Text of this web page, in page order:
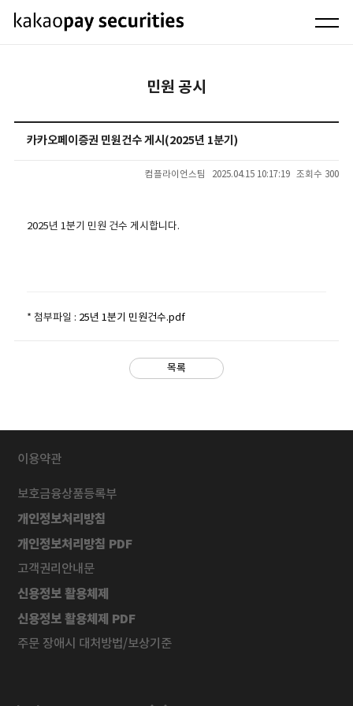
민원 공시
카카오페이증권 민원건수 게시(2025년 1분기)
컴플라이언스팀 2025.04.15 10:17:19 조회수 300
2025년 1분기 민원 건수 게시합니다.
* 첨부파일 : 25년 1분기 민원건수.pdf
목록
이용약관
보호금융상품등록부
개인정보처리방침
개인정보처리방침 PDF
고객권리안내문
신용정보 활용체제
신용정보 활용체제 PDF
주문 장애시 대처방법/보상기준